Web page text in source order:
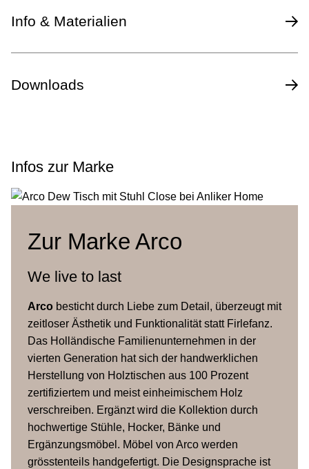
Info & Materialien
Masse (L x B)
Massanfertigungen
(L x B)
Tischplatte
Eiche (massiv, lokales Holz)
oder Nussbaum (massiv), Eiche
geräuchert (massiv)
Fuss
Epoxid-Feinstruktur auf
Aluminium
Downloads
Infos zur Marke
Zur Marke Arco
We live to last
Arco besticht durch Liebe zum Detail, überzeugt mit
zeitloser Ästhetik und Funktionalität statt Firlefanz.
Das Holländische Familienunternehmen in der
vierten Generation hat sich der handwerklichen
Herstellung von Holztischen aus 100 Prozent
zertifiziertem und meist einheimischem Holz
verschreiben. Ergänzt wird die Kollektion durch
hochwertige Stühle, Hocker, Bänke und
Ergänzungsmöbel. Möbel von Arco werden
grösstenteils handgefertigt. Die Designsprache ist